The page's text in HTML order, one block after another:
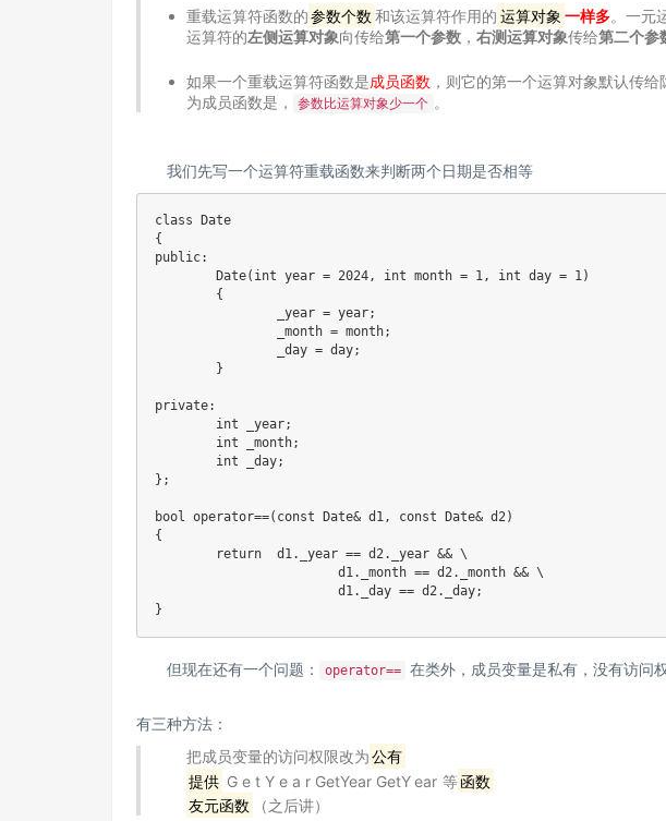
重载运算符函数的参数个数 和该运算符作用的 运算对象 一样多。一元
运算符的左侧运算对象向传给第一个参数， 右测运算对象传给第二个参
如果一个重载运算符函数是成员函数 ，则它的第一个运算对象默认传给
为成员函数是，
参数比运算对象少一个 。
我们先写一个运算符重载函数来判断两个日期是否相等
class
Date
{
public:
Date( int year = 2024, int month = 1, int day = 1)
{
		_year
= year;
		_month
= month;
		_day
= day;
}
private:
int _year;
int _month;
int _day;
} ;
bool operator==( const Date& d1, const Date& d2)
{
return
  d1
. _year == d2. _year && \
			d1
. _month == d2. _month && \
			d1
. _day == d2. _day;
}
但现在还有一个问题： operator== 在类外，成员变量是私有，没有访问
有三种方法：
把成员变量的访问权限改为公有
提供 G e t Y e a r GetYear GetYear 等函数
友元函数
（之后讲）